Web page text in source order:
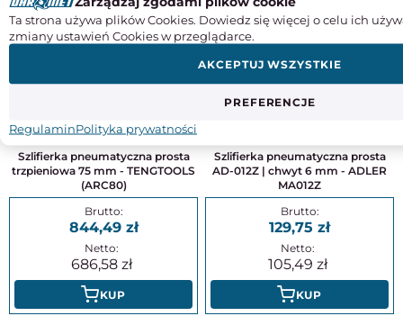
Szlifierka pneumatyczna prosta
trzpieniowa 75 mm - TENGTOOLS
(ARC80)
844,49
686,58
KUP
Szlifierka pneumatyczna prosta
AD-012Z | chwyt 6 mm - ADLER
MA012Z
129,75
105,49
KUP
Ta strona używa plików Cookies. Dowiedz się więcej o celu ich
zmiany ustawień Cookies w przeglądarce.
PREFERENCJE
AKCEPTUJ WSZYSTKIE
RegulaminPolityka prywatności